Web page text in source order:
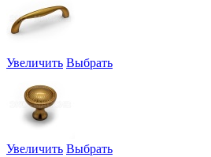
Увеличить Выбрать
Увеличить Выбрать